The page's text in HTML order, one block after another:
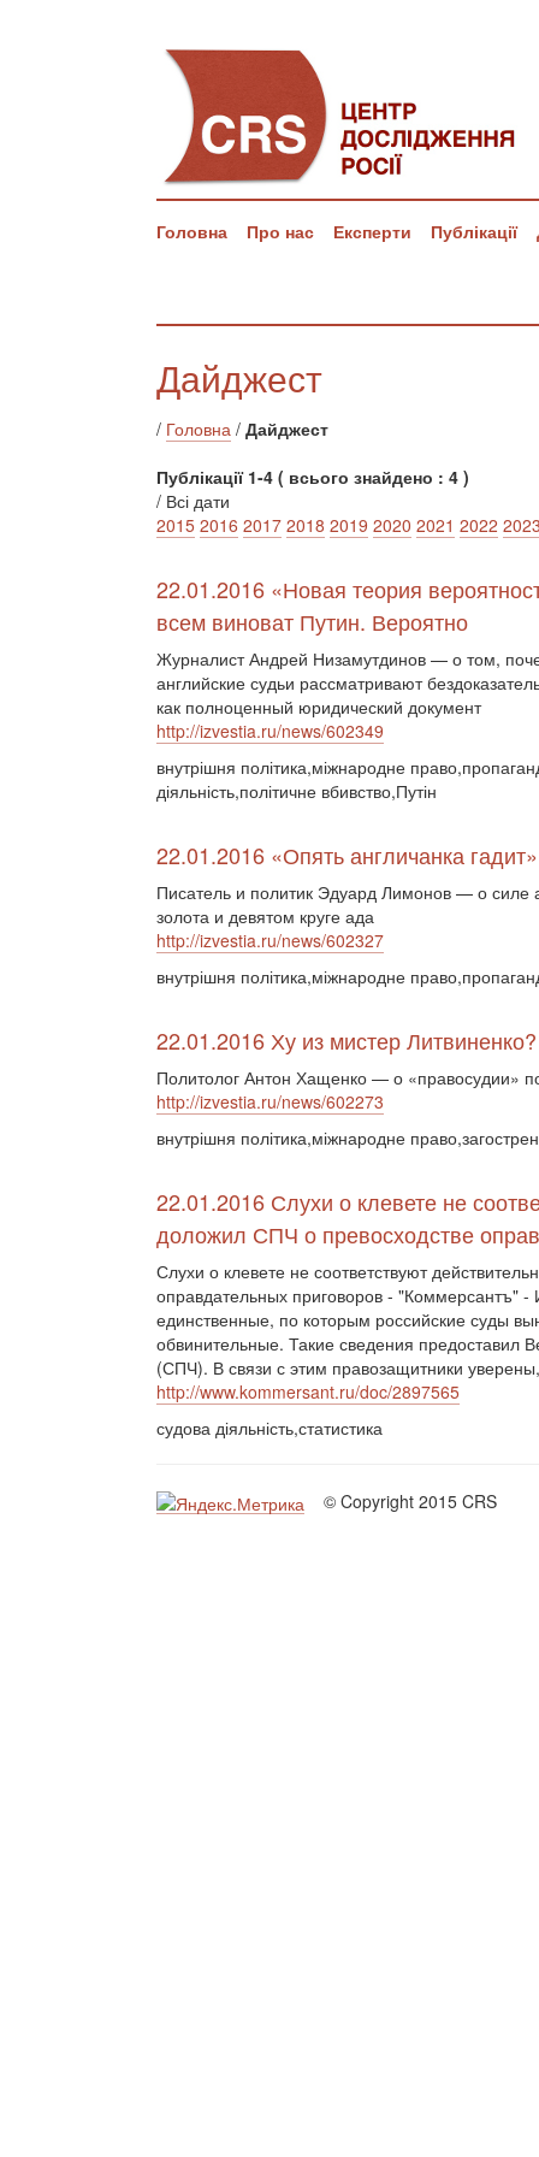
Головна Про нас Експерти Публікації
Дайджест
/ Головна / Дайджест
Публікації 1-4 ( всього знайдено : 4 )
/ Всі дати
2015 2016 2017 2018 2019 2020 2021 2022
22.01.2016 «Новая теория
всем виноват Путин. Вероятно
Журналист Андрей Низамутдинов — о том,
английские судьи рассматривают
как полноценный юридический документ
http://izvestia.ru/news/602349
внутрішня політика,міжнародне
діяльність,політичне вбивство,Путін
22.01.2016 «Опять англичанка гадит»
Писатель и политик Эдуард Лимонов — о силе
золота и девятом круге ада
http://izvestia.ru/news/602327
внутрішня політика,міжнародне
22.01.2016 Ху из мистер Литвиненко?
Политолог Антон Хащенко — о «правосудии»
http://izvestia.ru/news/602273
внутрішня політика,міжнародне
22.01.2016 Слухи о клевете не
доложил СПЧ о превосходстве
Слухи о клевете не соответствуют
оправдательных приговоров - "Коммерсантъ"
единственные, по которым российские суды
обвинительные. Такие сведения предоставил
(СПЧ). В связи с этим правозащитники
http://www.kommersant.ru/doc/2897565
судова діяльність,статистика
© Copyright 2015 CRS